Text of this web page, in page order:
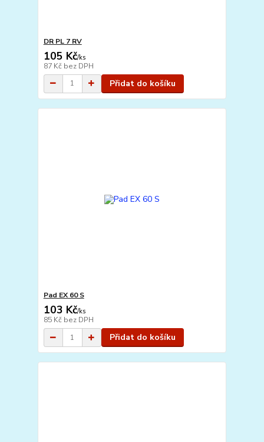
DR PL 7 RV
105 Kč/ks
87 Kč bez DPH
Přidat do košíku
Pad EX 60 S
103 Kč/ks
85 Kč bez DPH
Přidat do košíku